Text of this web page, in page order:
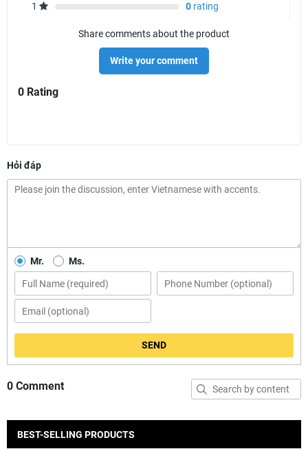
1
0 rating
Share comments about the product
Write your comment
0 Rating
Hỏi đáp
Mr. Ms.
SEND
0 Comment
BEST-SELLING PRODUCTS